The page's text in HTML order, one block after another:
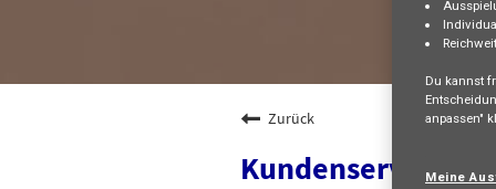
Zurück
Kundenservice-
Du kannst
anpassen"
Meine